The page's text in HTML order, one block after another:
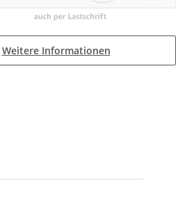
Weitere Informationen